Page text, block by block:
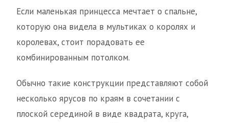
Если маленькая принцесса мечтает о спальне,
которую она видела в мультиках о королях и
королевах, стоит порадовать ее
комбинированным потолком.
Обычно такие конструкции представляют собой
несколько ярусов по краям в сочетании с
плоской серединой в виде квадрата, круга,